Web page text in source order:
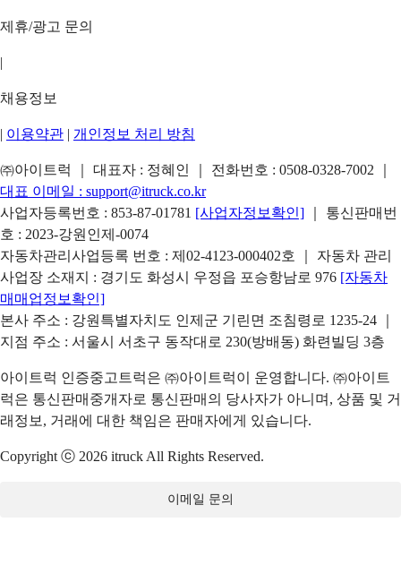
제휴/광고 문의
|
채용정보
| 이용약관 | 개인정보 처리 방침
㈜아이트럭 ｜ 대표자 : 정혜인 ｜ 전화번호 : 0508-0328-7002
대표 이메일 : support@itruck.co.kr
사업자등록번호 : 853-87-01781 [사업자정보확인]
｜ 통신판매번
호 : 2023-강원인제-0074
자동차관리사업등록 번호 : 제02-4123-000402호 ｜ 자동차 관리
사업장 소재지 : 경기도 화성시 우정읍 포승항남로 976 [자동차
매매업정보확인]
본사 주소 : 강원특별자치도 인제군 기린면 조침령로 1235-24 ｜
지점 주소 : 서울시 서초구 동작대로 230(방배동) 화련빌딩 3층
아이트럭 인증중고트럭은 ㈜아이트럭이 운영합니다. ㈜아이트
럭은 통신판매중개자로 통신판매의 당사자가 아니며, 상품 및 거
래정보, 거래에 대한 책임은 판매자에게 있습니다.
Copyright ⓒ 2026 itruck All Rights Reserved.
이메일 문의